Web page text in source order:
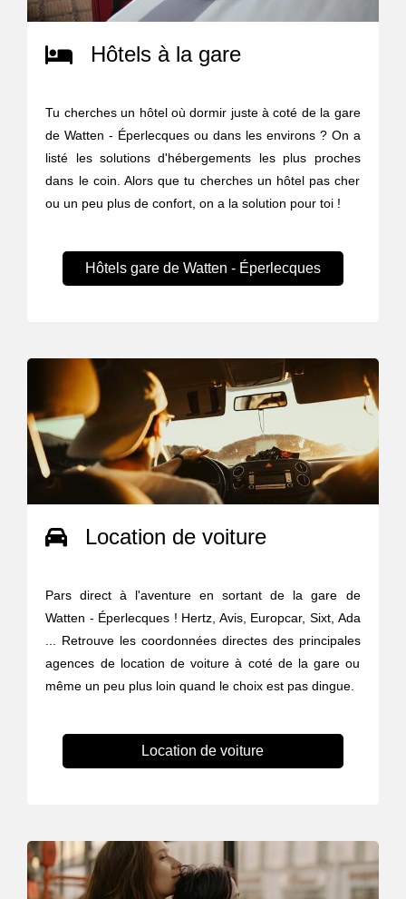
Hôtels à la gare
Tu cherches un hôtel où dormir juste à coté de la gare
de Watten - Éperlecques ou dans les environs ? On a
listé les solutions d'hébergements les plus proches
dans le coin. Alors que tu cherches un hôtel pas cher
ou un peu plus de confort, on a la solution pour toi !
Hôtels gare de Watten - Éperlecques
Location de voiture
Pars direct à l'aventure en sortant de la gare de
Watten - Éperlecques ! Hertz, Avis, Europcar, Sixt, Ada
... Retrouve les coordonnées directes des principales
agences de location de voiture à coté de la gare ou
même un peu plus loin quand le choix est pas dingue.
Location de voiture